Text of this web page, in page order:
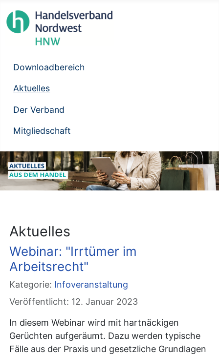
Downloadbereich
Aktuelles
Der Verband
Mitgliedschaft
Aktuelles
Webinar: "Irrtümer im
Arbeitsrecht"
Kategorie: Infoveranstaltung
Veröffentlicht: 12. Januar 2023
In diesem Webinar wird mit hartnäckigen
Gerüchten aufgeräumt. Dazu werden typische
Fälle aus der Praxis und gesetzliche Grundlagen